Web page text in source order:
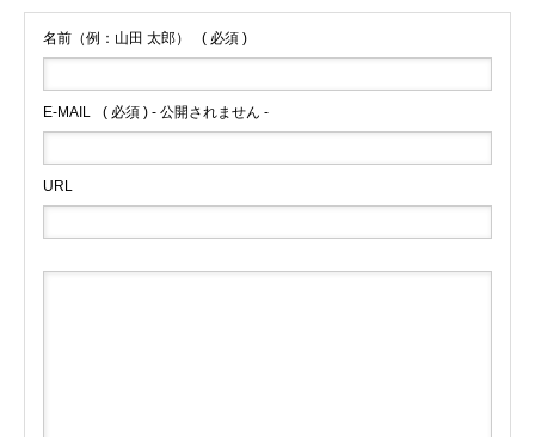
名前（例：山田 太郎） ( 必須 )
E-MAIL ( 必須 ) - 公開されません -
URL